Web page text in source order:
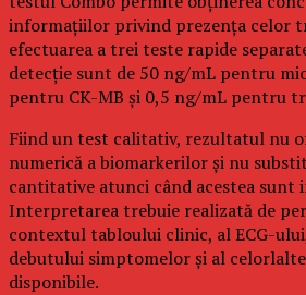
informațiilor privind prezența celor
efectuarea a trei teste rapide
detecție sunt de 50 ng/mL pentru
pentru CK-MB și 0,5 ng/mL pentru
Fiind un test calitativ, rezultatul nu
numerică a biomarkerilor și nu
cantitative atunci când acestea sunt
Interpretarea trebuie realizată de
contextul tabloului clinic, al ECG-
debutului simptomelor și al
disponibile.